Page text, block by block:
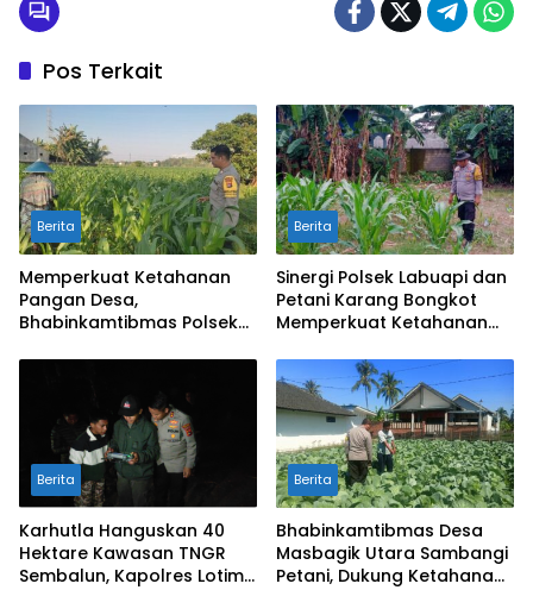
Pos Terkait
Berita
Memperkuat Ketahanan
Pangan Desa,
Bhabinkamtibmas Polsek
Kuranji Dalang
Berita
Sinergi Polsek Labuapi dan
Petani Karang Bongkot
Memperkuat Ketahanan
Berita
Karhutla Hanguskan 40
Hektare Kawasan TNGR
Sembalun, Kapolres Lotim
Berita
Bhabinkamtibmas Desa
Masbagik Utara Sambangi
Petani, Dukung Ketahanan